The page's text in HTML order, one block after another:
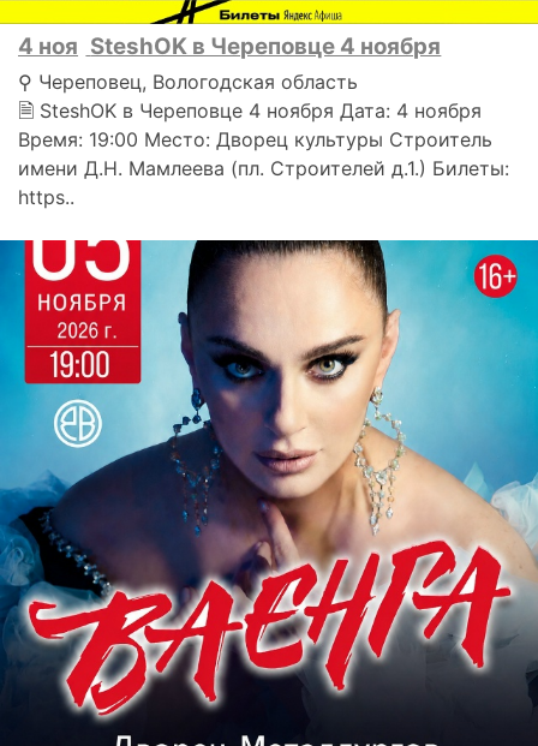
4 ноя SteshOK в Череповце 4 ноября
⚲ Череповец, Вологодская область
🗎 SteshOK в Череповце 4 ноября Дата: 4 ноября
Время: 19:00 Место: Дворец культуры Строитель
имени Д.Н. Мамлеева (пл. Строителей д.1.) Билеты:
https..